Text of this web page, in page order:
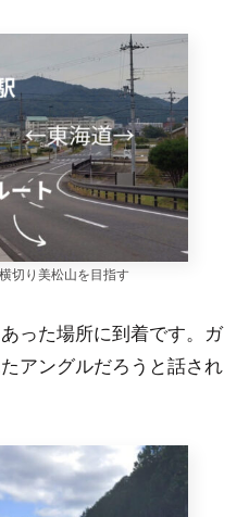
切り美松山を目指す
った場所に到着です。ガ
アングルだろうと話され